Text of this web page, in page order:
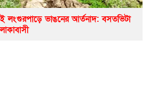
লংগুরপাড়ে ভাঙনের আর্তনাদ: বসতভিটা